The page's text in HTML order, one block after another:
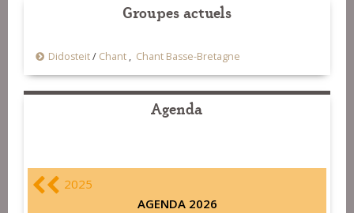
Groupes actuels
Didosteit/ Chant , Chant Basse-Bretagne
Agenda
2025
AGENDA 2026